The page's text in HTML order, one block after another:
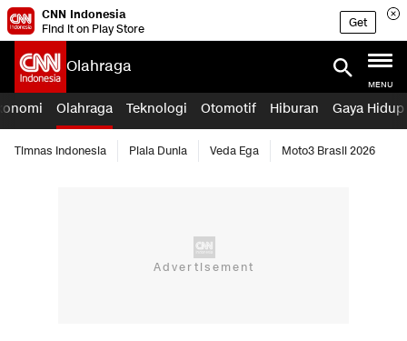
CNN Indonesia
Find it on Play Store
Get
Olahraga
MENU
Olahraga Teknologi Otomotif Hiburan Gaya Hidup
Timnas Indonesia Piala Dunia Veda Ega Moto3 Brasil 2026